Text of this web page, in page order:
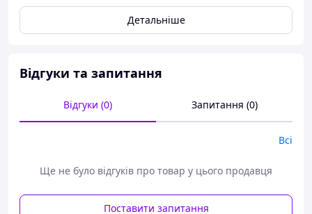
Поштові марки України
Марка була випущена в обіг 10 червня 2017 р.
Виставлені на продаж марки України чисті, у
Перед відправкою ми надійно упаковуємо марки у
щільний картон, щоб унеможливити пошкодження при
Варіанти оплати:
- Післяплата Нової Пошти;
Детальніше
Відгуки та запитання
Відгуки (0) Запитання (0)
Всі
Ще не було відгуків про товар у цього продавця
Поставити запитання